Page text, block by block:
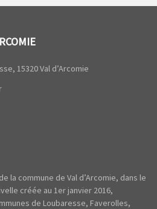
15320 Val d’Arcomie
la commune de Val d’Arcomie, dans le
créée au 1er janvier 2016,
de Loubaresse, Faverolles,